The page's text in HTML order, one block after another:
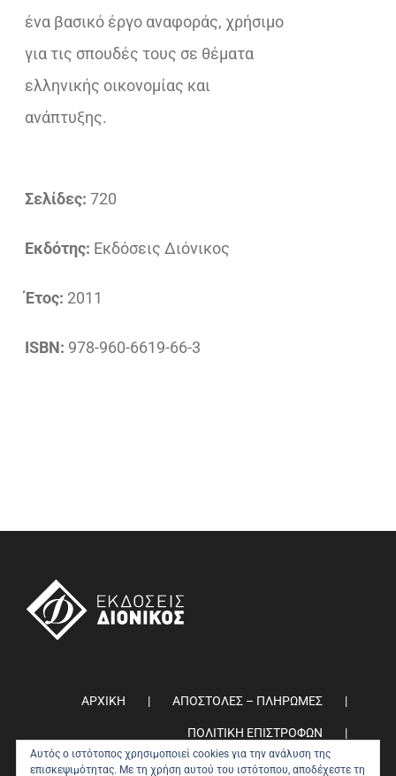
ένα βασικό έργο αναφοράς, χρήσιμο
για τις σπουδές τους σε θέματα
ελληνικής οικονομίας και
ανάπτυξης.
Σελίδες: 720
Εκδότης: Εκδόσεις Διόνικος
Έτος: 2011
ISBN: 978-960-6619-66-3
ΑΡΧΙΚΗ ΑΠΟΣΤΟΛΕΣ – ΠΛΗΡΩΜΕΣ
ΠΟΛΙΤΙΚΗ ΕΠΙΣΤΡΟΦΩΝ
ΠΟΛΙΤΙΚΗ ΑΠΟΡΡΗΤΟΥ 0
Αυτός ο ιστότοπος χρησιμοποιεί cookies για την ανάλυση της
επισκεψιμότητας. Με τη χρήση αυτού του ιστότοπου, αποδέχεστε τη